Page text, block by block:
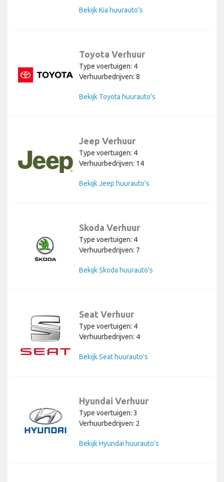
Bekijk Kia huurauto's
Toyota Verhuur
Type voertuigen: 4
Verhuurbedrijven: 8
Bekijk Toyota huurauto's
Jeep Verhuur
Type voertuigen: 4
Verhuurbedrijven: 14
Bekijk Jeep huurauto's
Skoda Verhuur
Type voertuigen: 4
Verhuurbedrijven: 7
Bekijk Skoda huurauto's
Seat Verhuur
Type voertuigen: 4
Verhuurbedrijven: 4
Bekijk Seat huurauto's
Hyundai Verhuur
Type voertuigen: 3
Verhuurbedrijven: 2
Bekijk Hyundai huurauto's